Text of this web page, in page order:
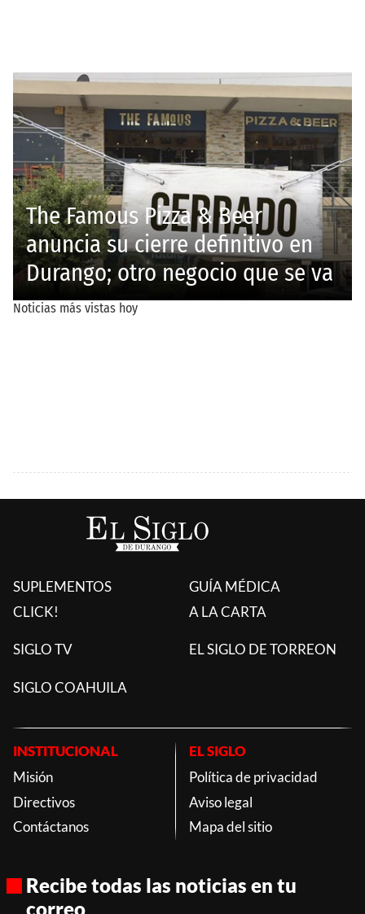
SUPLEMENTOS
CLICK!
GUÍA MÉDICA
A LA CARTA
SIGLO TV EL SIGLO DE TORREON
SIGLO COAHUILA
INSTITUCIONAL
Misión
Directivos
Contáctanos
EL SIGLO
Política de privacidad
Aviso legal
Mapa del sitio
Recibe todas las noticias en tu
correo